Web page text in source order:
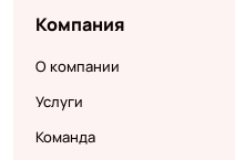
Компания
О компании
Услуги
Команда